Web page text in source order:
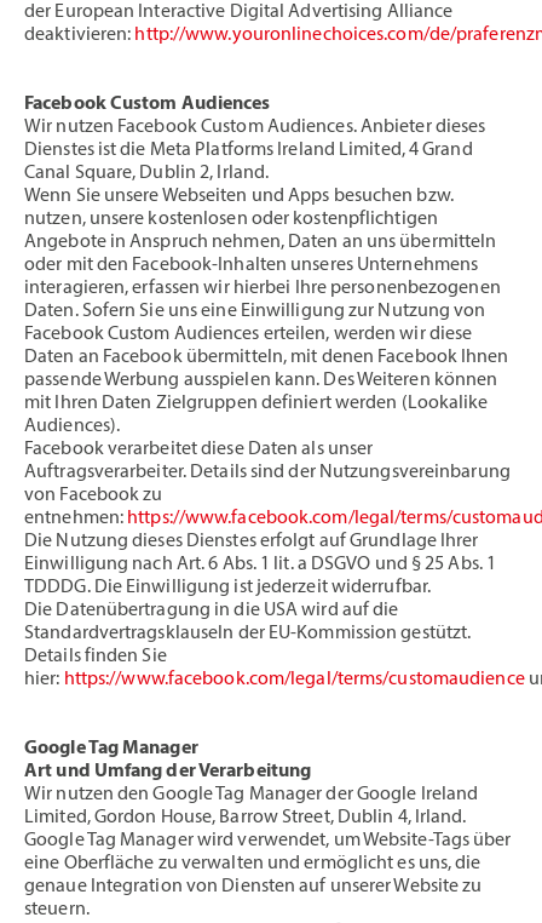
der European Interactive Digital Advertising Alliance
deaktivieren: http://www.youronlinechoices.com/de/
Facebook Custom Audiences
Wir nutzen Facebook Custom Audiences. Anbieter dieses
Dienstes ist die Meta Platforms Ireland Limited, 4 Grand
Canal Square, Dublin 2, Irland.
Wenn Sie unsere Webseiten und Apps besuchen bzw.
nutzen, unsere kostenlosen oder kostenpflichtigen
Angebote in Anspruch nehmen, Daten an uns übermitteln
oder mit den Facebook-Inhalten unseres Unternehmens
interagieren, erfassen wir hierbei Ihre personenbezogenen
Daten. Sofern Sie uns eine Einwilligung zur Nutzung von
Facebook Custom Audiences erteilen, werden wir diese
Daten an Facebook übermitteln, mit denen Facebook Ihnen
passende Werbung ausspielen kann. Des Weiteren können
mit Ihren Daten Zielgruppen definiert werden (Lookalike
Audiences).
Facebook verarbeitet diese Daten als unser
Auftragsverarbeiter. Details sind der Nutzungsvereinbarung
von Facebook zu
entnehmen: https://www.facebook.com/legal/terms/
Die Nutzung dieses Dienstes erfolgt auf Grundlage Ihrer
Einwilligung nach Art. 6 Abs. 1 lit. a DSGVO und § 25 Abs. 1
TDDDG. Die Einwilligung ist jederzeit widerrufbar.
Die Datenübertragung in die USA wird auf die
Standardvertragsklauseln der EU-Kommission gestützt.
Details finden Sie
hier: https://www.facebook.com/legal/terms/customaudience
Google Tag Manager
Art und Umfang der Verarbeitung
Wir nutzen den Google Tag Manager der Google Ireland
Limited, Gordon House, Barrow Street, Dublin 4, Irland.
Google Tag Manager wird verwendet, um Website-Tags über
eine Oberfläche zu verwalten und ermöglicht es uns, die
genaue Integration von Diensten auf unserer Website zu
steuern.